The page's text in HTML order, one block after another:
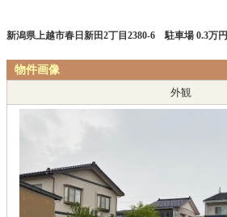
新潟県上越市春日新田2丁目2380-6 駐車場 0.3万円
物件画像
外観